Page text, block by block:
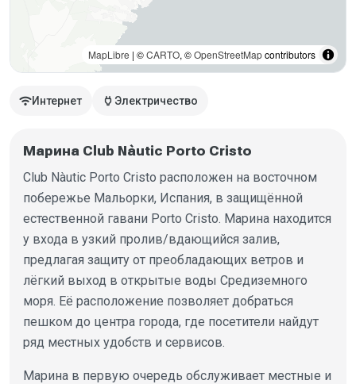
wifiИнтернет power Электричество
Марина Club Nàutic Porto Cristo
Club Nàutic Porto Cristo расположен на восточном
побережье Мальорки, Испания, в защищённой
естественной гавани Porto Cristo. Марина находится
у входа в узкий пролив/вдающийся залив,
предлагая защиту от преобладающих ветров и
лёгкий выход в открытые воды Средиземного
моря. Её расположение позволяет добраться
пешком до центра города, где посетители найдут
ряд местных удобств и сервисов.
Марина в первую очередь обслуживает местные и
MapLibre | ©CARTO, ©OpenStreetMapcontributors